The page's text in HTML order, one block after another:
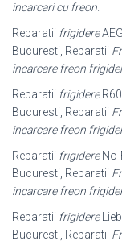
incarcari cu freon
Reparatii frigidere
Bucuresti, Reparatii
incarcare freon
Reparatii frigidere
Bucuresti, Reparatii
incarcare freon
Reparatii frigidereNo-
Bucuresti, Reparatii
incarcare freon
Reparatii frigidere
Bucuresti, Reparatii